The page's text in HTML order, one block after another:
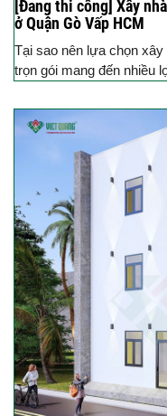
[Đang thi công] Xây
ở Quận Gò Vấp HCM
Tại sao nên lựa chọn
trọn gói mang đến nhiều